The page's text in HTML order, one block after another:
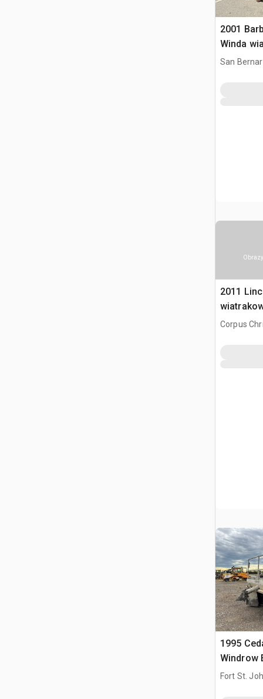
2001
Winda
San
2011
Corpus
1995
Windrow
Fort St.